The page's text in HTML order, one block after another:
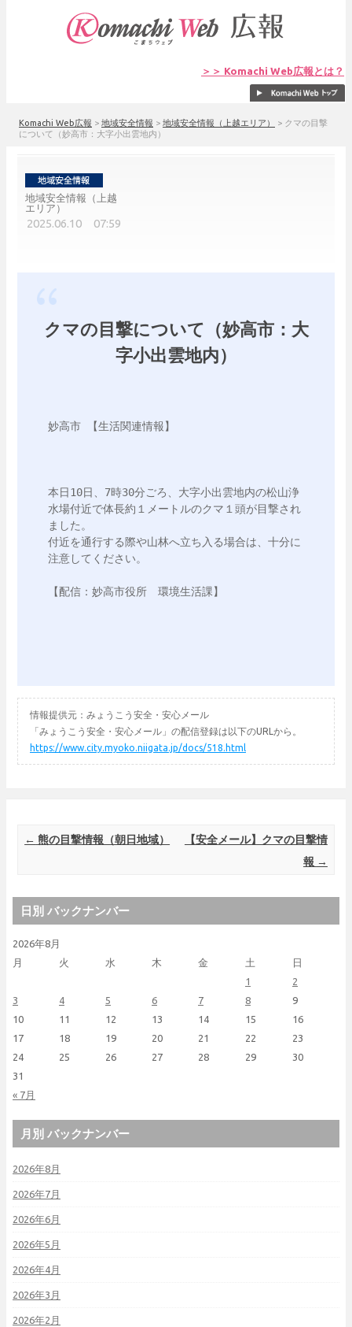
＞＞ Komachi Web広報とは？
Komachi Web広報 > 地域安全情報 > 地域安全情報（上越エリア） > クマの目撃
について（妙高市：大字小出雲地内）
地域安全情報（上越
エリア）
2025.06.10 07:59
クマの目撃について（妙高市：大
字小出雲地内）
妙高市 【生活関連情報】
本日10日、7時30分ごろ、大字小出雲地内の松山浄
水場付近で体長約１メートルのクマ１頭が目撃され
ました。
付近を通行する際や山林へ立ち入る場合は、十分に
注意してください。
情報提供元：みょうこう安全・安心メール
「みょうこう安全・安心メール」の配信登録は以下のURLから。
https://www.city.myoko.niigata.jp/docs/518.html
Post navigation
← 熊の目撃情報（朝日地域）
【安全メール】クマの目撃情
報 →
日別 バックナンバー
2026年8月
月
火 水 木 金 土 日
« 7月
1
2
3
4 5 6 7 8
9
10
11 12 13 14 15
16
17
18 19 20 21 22
23
24
25 26 27 28 29
30
31
月別 バックナンバー
2026年8月
2026年7月
2026年6月
2026年5月
2026年4月
2026年3月
2026年2月